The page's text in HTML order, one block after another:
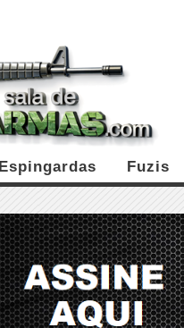
Espingardas Fuzis